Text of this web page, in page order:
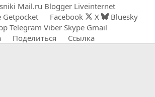
Mail.ru Blogger Liveinternet
Getpocket Facebook X
Bluesky
Telegram Viber Skype Gmail
Поделиться Ссылка